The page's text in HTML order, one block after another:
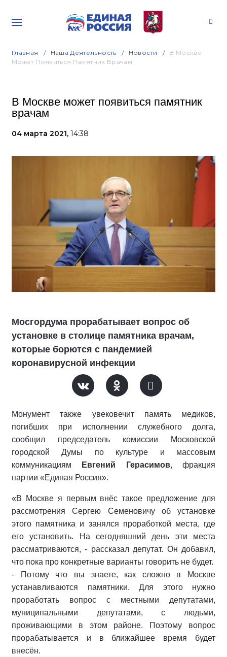
Главная Наша Деятельность Новости
В Москве
Может Появиться Памятник Врачам
В Москве может появиться памятник
врачам
04 марта 2021, 14:38
Мосгордума прорабатывает вопрос об
установке в столице памятника врачам,
которые борются с пандемией
коронавирусной инфекции
Монумент также увековечит память медиков,
погибших при исполнении служебного долга,
сообщил председатель комиссии Московской
городской Думы по культуре и массовым
коммуникациям
Евгений Герасимов, фракция
партии «Единая Россия».
«В Москве я первым внёс такое предложение для
рассмотрения Сергею Семеновичу об установке
этого памятника и занялся проработкой места, где
его установить. На сегодняшний день эти места
рассматриваются, - рассказал депутат. Он добавил,
что пока про конкретные варианты говорить не будет.
- Потому что вы знаете, как сложно в Москве
устанавливаются памятники. Для этого нужно
проработать вопрос с местными депутатами,
муниципальными депутатами, с людьми,
проживающими в этом районе. Поэтому вопрос
прорабатывается и в ближайшее время будет
внесён.